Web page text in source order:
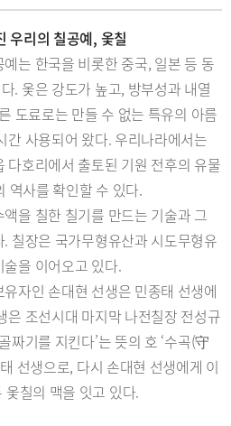
우리의 칠공예, 옻칠
는 한국을 비롯한 중국, 일본 등 동
. 옻은 강도가 높고, 방부성과 내열
도료로는 만들 수 없는 특유의 아름
간 사용되어 왔다. 우리나라에서는
다호리에서 출토된 기원 전후의 유물
역사를 확인할 수 있다.
을 칠한 칠기를 만드는 기술과 그
칠장은 국가무형유산과 시도무형유
을 이어오고 있다.
자인 손대현 선생은 민종태 선생에
은 조선시대 마지막 나전칠장 전성규
짜기를 지킨다’는 뜻의 호 ‘수곡(守
선생으로, 다시 손대현 선생에게 이
칠의 맥을 잇고 있다.